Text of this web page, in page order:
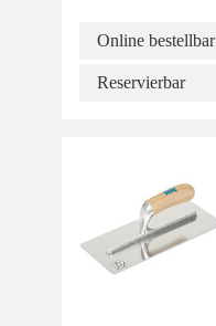
Online bestellbar
Reservierbar